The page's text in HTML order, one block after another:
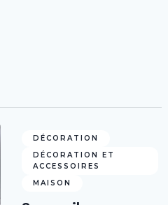
DÉCORATION
DÉCORATION ET
ACCESSOIRES
MAISON